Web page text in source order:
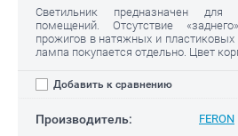
Светильник предназначен для
помещений. Отсутствие
прожигов в натяжных и пластиковых
лампа покупается отдельно. Цвет
Добавить к сравнению
Производитель: FERON